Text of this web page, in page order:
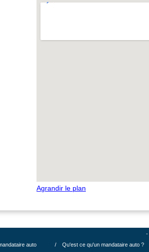
Agrandir le plan
-
auto / Qu'est ce qu'un mandataire auto ?